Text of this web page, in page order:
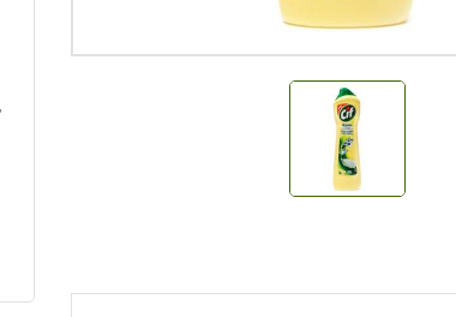
Александр П. Ольга
Лежу в больнице,
привезли
времени. Курьер